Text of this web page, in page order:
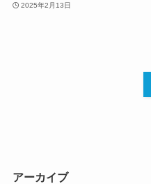
2025年2月13日
アーカイブ